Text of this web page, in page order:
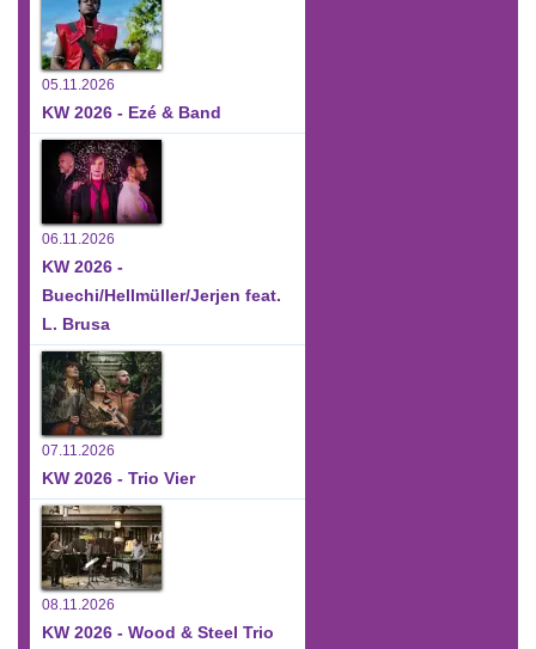
05.11.2026
KW 2026 - Ezé & Band
06.11.2026
KW 2026 -
Buechi/Hellmüller/Jerjen feat.
L. Brusa
07.11.2026
KW 2026 - Trio Vier
08.11.2026
KW 2026 - Wood & Steel Trio